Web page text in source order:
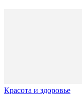
Красота и здоровье